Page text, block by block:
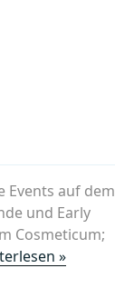
Events auf dem
und Early
Cosmeticum;
»„Forum